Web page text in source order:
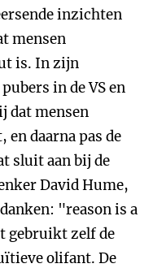
inzichten
mensen
is. In zijn
in de VS en
dat mensen
en daarna pas de
sluit aan bij de
David Hume,
"reason is a
gebruikt zelf de
olifant. De